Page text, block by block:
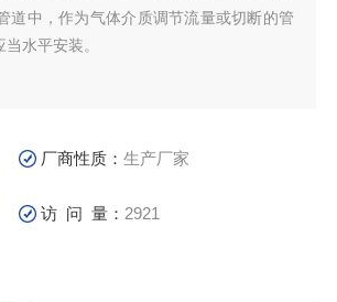
道中，作为气体介质调节流量或切断的管
水平安装。
厂商性质：生产厂家
访 问 量： 2921